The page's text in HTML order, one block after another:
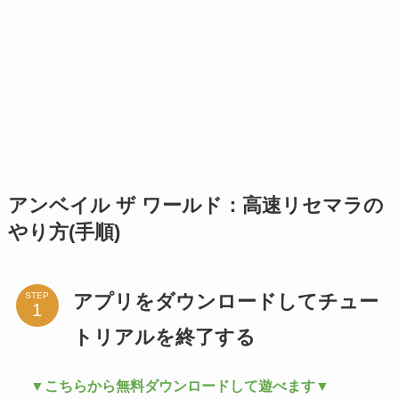
アンベイル ザ ワールド：高速リセマラの
やり方(手順)
STEP
アプリをダウンロードしてチュー
トリアルを終了する
▼こちらから無料ダウンロードして遊べます▼